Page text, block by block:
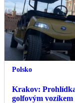
Polsko
Krakov:
golfovým